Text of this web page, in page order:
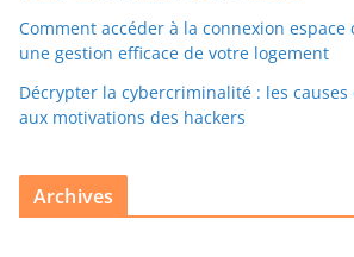
Comment accéder à la connexion
une gestion efficace de votre logement
Décrypter la cybercriminalité : les
aux motivations des hackers
Archives